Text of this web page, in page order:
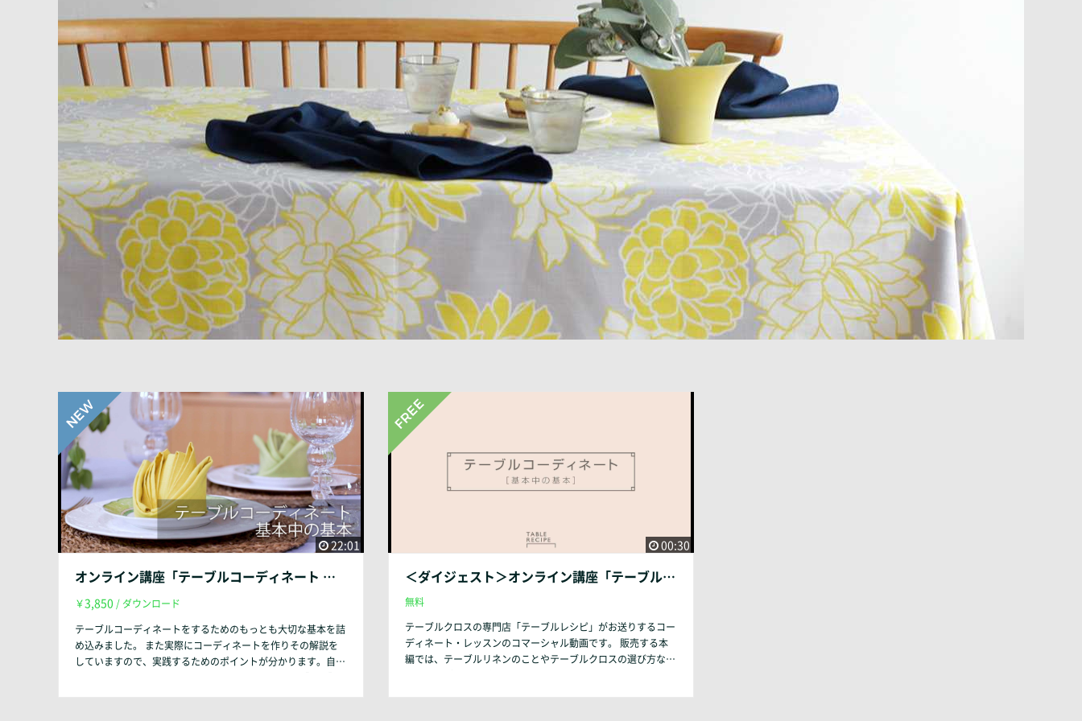
22:01
オンライン講座「テーブルコーディネート 基本中の基本」
￥3,850 / ダウンロード
テーブルコーディネートをするためのもっとも大切な基本を詰
め込みました。 また実際にコーディネートを作りその解説を
していますので、実践するためのポイントが分かります。自社
00:30
＜ダイジェスト＞オンライン講座「テーブルコーディネート 基本中の基本」
無料
テーブルクロスの専門店「テーブルレシピ」がお送りするコー
ディネート・レッスンのコマーシャル動画です。 販売する本
編では、テーブルリネンのことやテーブルクロスの選び方な